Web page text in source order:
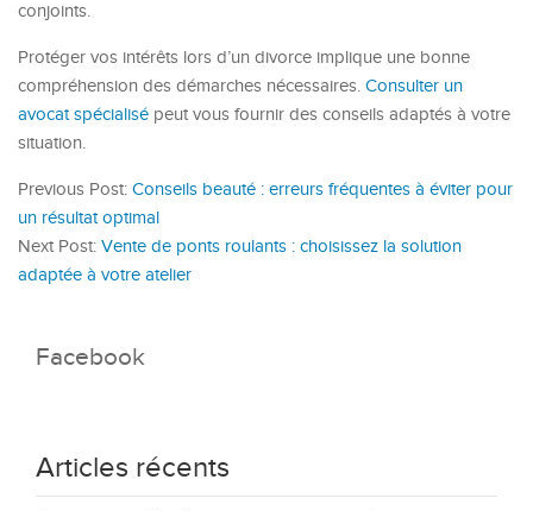
conjoints.
Protéger vos intérêts lors d’un divorce implique une bonne
compréhension des démarches nécessaires. Consulter un
avocat spécialisé peut vous fournir des conseils adaptés à votre
situation.
Previous Post: Conseils beauté : erreurs fréquentes à éviter pour
un résultat optimal
Next Post: Vente de ponts roulants : choisissez la solution
adaptée à votre atelier
Facebook
Articles récents